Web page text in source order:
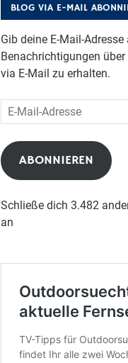
BLOG VIA E-MAIL
Gib deine E-Mail-Adresse
Benachrichtigungen über
via E-Mail zu erhalten.
E-
Mail-
Adresse
ABONNIEREN
Schließe dich 3.482
an